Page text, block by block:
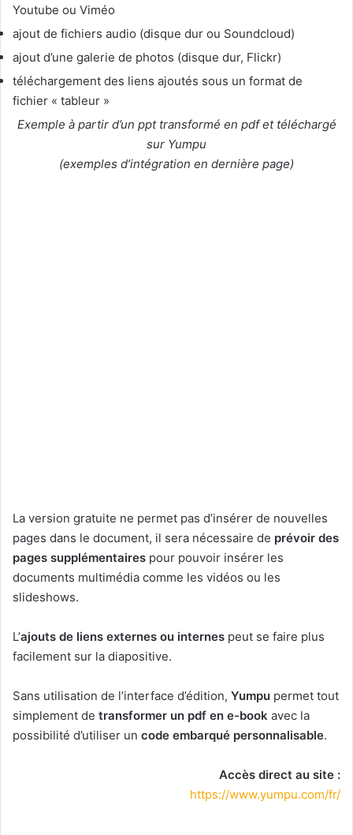
Youtube ou Viméo
ajout de fichiers audio (disque dur ou Soundcloud)
ajout d’une galerie de photos (disque dur, Flickr)
téléchargement des liens ajoutés sous un format de
fichier « tableur »
Exemple à partir d’un ppt transformé en pdf et téléchargé
sur Yumpu
(exemples d’intégration en dernière page)
La version gratuite ne permet pas d’insérer de nouvelles
pages dans le document, il sera nécessaire de prévoir des
pages supplémentaires pour pouvoir insérer les
documents multimédia comme les vidéos ou les
slideshows.
L’ajouts de liens externes ou internes peut se faire plus
facilement sur la diapositive.
Sans utilisation de l’interface d’édition, Yumpu permet tout
simplement de transformer un pdf en e-book avec la
possibilité d’utiliser un code embarqué personnalisable.
Accès direct au site :
https://www.yumpu.com/fr/